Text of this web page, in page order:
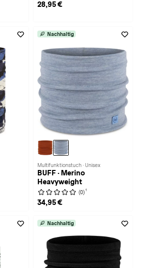
28,95 €
Nachhaltig
Multifunktionstuch · Unisex
BUFF · Merino
Heavyweight
(0) 1
34,95 €
Nachhaltig